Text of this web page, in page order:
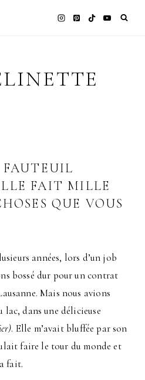
FAIT MILLE
QUE VOUS
années, lors d’un job
bossé dur pour un contrat
Mais nous avions
lac, dans une délicieuse
. Elle m’avait bluffée par son
faire le tour du monde et
fait.